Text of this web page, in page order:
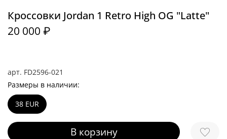
арт. FD2596-021
Кроссовки Jordan 1 Retro High OG "Latte"
20 000 ₽
В корзину
Размеры в наличии:
38 EUR